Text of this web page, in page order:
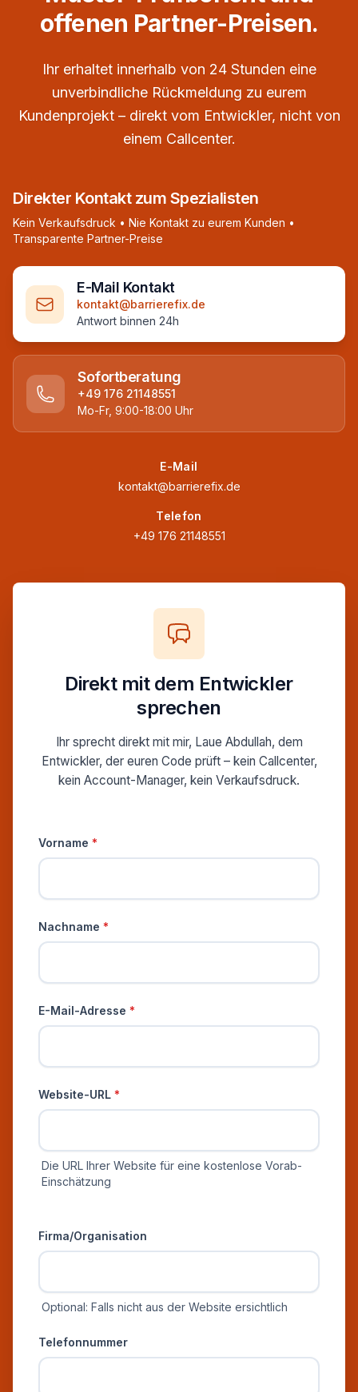
offenen Partner-Preisen.
Ihr erhaltet innerhalb von 24 Stunden eine
unverbindliche Rückmeldung zu eurem
Kundenprojekt – direkt vom Entwickler, nicht von
einem Callcenter.
Direkter Kontakt zum Spezialisten
Kein Verkaufsdruck • Nie Kontakt zu eurem Kunden •
Transparente Partner-Preise
E-Mail Kontakt
kontakt@barrierefix.de
Antwort binnen 24h
Sofortberatung
+49 176 21148551
Mo-Fr, 9:00-18:00 Uhr
E-Mail
kontakt@barrierefix.de
Telefon
+49 176 21148551
Direkt mit dem Entwickler
sprechen
Ihr sprecht direkt mit mir, Laue Abdullah, dem
Entwickler, der euren Code prüft – kein Callcenter,
kein Account-Manager, kein Verkaufsdruck.
Vorname *
Nachname *
E-Mail-Adresse *
Website-URL *
Die URL Ihrer Website für eine kostenlose Vorab-
Einschätzung
Firma/Organisation
Optional: Falls nicht aus der Website ersichtlich
Telefonnummer